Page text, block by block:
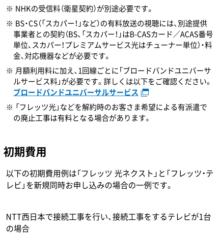
NHKの受信料（衛星契約）が別途必要です。
BS・CS（「スカパー！」など）の有料放送の視聴には、別途提供
事業者との契約（BS、「スカパー！」はB-CASカード／ACAS番号
単位、スカパー！プレミアムサービス光はチューナー単位）・料
金、対応機器などが必要です。
月額利用料に加え、1回線ごとに「ブロードバンドユニバーサ
ルサービス料」が必要です。詳しくは以下をご確認ください。
ブロードバンドユニバーサルサービス
「フレッツ光」などを解約時のお客さま希望による有派遣で
の廃止工事は有料となる場合があります。
初期費用
以下の初期費用例は「フレッツ 光ネクスト」と「フレッツ・テ
レビ」を新規同時お申し込みの場合の一例です。
NTT西日本で接続工事を行い、接続工事をするテレビが1台
の場合